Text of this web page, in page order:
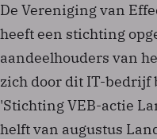
De Vereniging van
heeft een stichting
aandeelhouders van
zich door dit IT-bedrijf
'Stichting VEB-actie
helft van augustus